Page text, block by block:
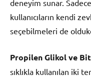
deneyim sunar.
kullanıcıların kendi
seçebilmeleri de
Propilen Glikol ve
sıklıkla kullanılan iki